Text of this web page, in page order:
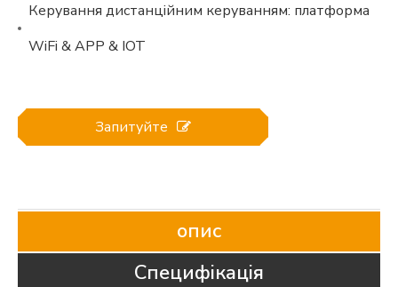
Керування дистанційним керуванням: платформа
WiFi & APP & IOT
Запитуйте
опис
Специфікація